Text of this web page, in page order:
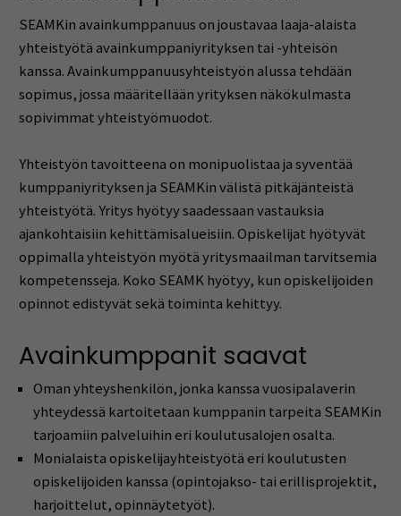
SEAMKin avainkumppanuus on joustavaa laaja-alaista
yhteistyötä avainkumppaniyrityksen tai -yhteisön
kanssa. Avainkumppanuusyhteistyön alussa tehdään
sopimus, jossa määritellään yrityksen näkökulmasta
sopivimmat yhteistyömuodot.
Yhteistyön tavoitteena on monipuolistaa ja syventää
kumppaniyrityksen ja SEAMKin välistä pitkäjänteistä
yhteistyötä. Yritys hyötyy saadessaan vastauksia
ajankohtaisiin kehittämisalueisiin. Opiskelijat hyötyvät
oppimalla yhteistyön myötä yritysmaailman tarvitsemia
kompetensseja. Koko SEAMK hyötyy, kun opiskelijoiden
opinnot edistyvät sekä toiminta kehittyy.
Avainkumppanit saavat
Oman yhteyshenkilön, jonka kanssa vuosipalaverin
yhteydessä kartoitetaan kumppanin tarpeita SEAMKin
tarjoamiin palveluihin eri koulutusalojen osalta.
Monialaista opiskelijayhteistyötä eri koulutusten
opiskelijoiden kanssa (opintojakso- tai erillisprojektit,
harjoittelut, opinnäytetyöt).